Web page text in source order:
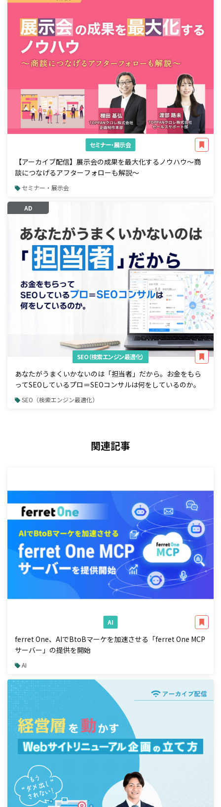
セミナー・展示会
【アーカイブ配信】展示会の成果を最大化するノウハウ～商
談につなげるアフターフォローも解説～
セミナー・展示会
AD
SEO（検索エンジン最適化）
あなたがうまくいかないのは「担当者」だから。お金をもら
ってSEOしているプロ＝SEOコンサルは何をしているのか。
SEO（検索エンジン最適化）
関連記事
AI
ferret One、AIでBtoBマーケを加速させる「ferret One MCP
サーバー」の提供を開始
AI